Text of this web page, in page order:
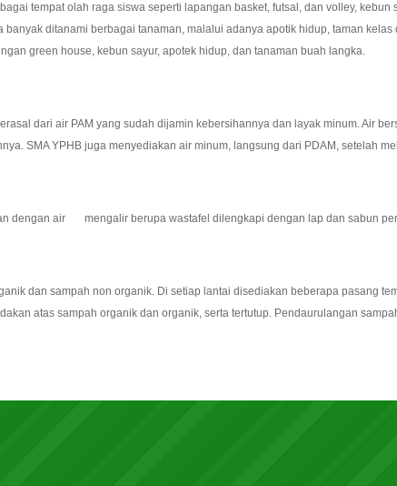
tempat olah raga siswa seperti lapangan basket, futsal, dan volley,
ditanami berbagai tanaman, malalui adanya apotik hidup, taman
green house, kebun sayur, apotek hidup, dan tanaman buah langka.
dari air PAM yang sudah dijamin kebersihannya dan layak minum. Air
SMA YPHB juga menyediakan air minum, langsung dari PDAM, setelah
dengan air mengalir berupa wastafel dilengkapi dengan lap dan sabun
dan sampah non organik. Di setiap lantai disediakan beberapa pasang
atas sampah organik dan organik, serta tertutup. Pendaurulangan